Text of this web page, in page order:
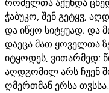
ჭაბუკო, შენ გეტყჳ,
და იწყო სიტყუად; და
დაეცა მათ ყოველთა
იტყოდეს, ვითარმედ:
აღდგომილ არს ჩუენ
ღმერთმან ერსა თჳსსა.